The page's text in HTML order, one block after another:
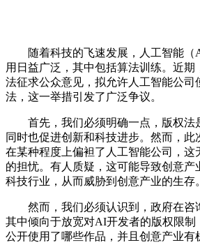
随着科技的飞速发展，人工智能（
用日益广泛，其中包括算法训练。近期
法征求公众意见，拟允许人工智能公司
法，这一举措引发了广泛争议。
首先，我们必须明确一点，版权法
同时也促进创新和科技进步。然而，
在某种程度上偏袒了人工智能公司，这
的担忧。有人质疑，这可能导致创意产
科技行业，从而威胁到创意产业的生存。
然而，我们必须认识到，政府在咨
其中倾向于放宽对AI开发者的版权限制
公开使用了哪些作品，并且创意产业有